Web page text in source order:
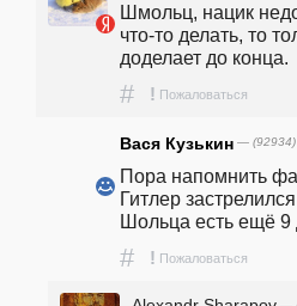
Шмольц, нацик
что-то делать, то
доделает до конца.
# ! Пожаловаться
Вася Кузькин — (92934)
Пора напомнить
Гитлер
Шольца есть ещё 9
# ! Пожаловаться